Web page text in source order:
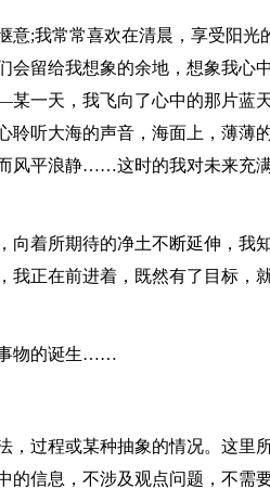
意;我常常喜欢在清晨，享受阳光
会留给我想象的余地，想象我心
一天，我飞向了心中的那片蓝
聆听大海的声音，海面上，薄薄
风平浪静……这时的我对未来充
向着所期待的净土不断延伸，我
我正在前进着，既然有了目标，
事物的诞生……
，过程或某种抽象的情况。这里
信息，不涉及观点问题，不需要